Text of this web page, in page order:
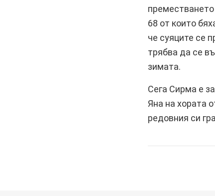
68 от които
че суяците се
трябва да се
зимата.
Сега Сирма е
Яна на хората
редовния си